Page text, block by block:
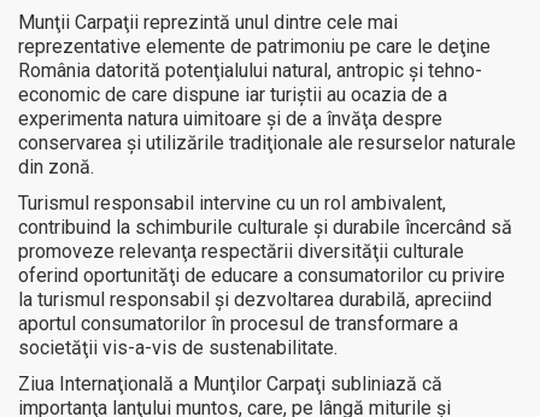
Munţii Carpaţii reprezintă unul dintre cele mai
reprezentative elemente de patrimoniu pe care le deţine
România datorită potenţialului natural, antropic şi tehno-
economic de care dispune iar turiştii au ocazia de a
experimenta natura uimitoare şi de a învăţa despre
conservarea şi utilizările tradiţionale ale resurselor naturale
din zonă.
Turismul responsabil intervine cu un rol ambivalent,
contribuind la schimburile culturale şi durabile încercând să
promoveze relevanţa respectării diversităţii culturale
oferind oportunităţi de educare a consumatorilor cu privire
la turismul responsabil şi dezvoltarea durabilă, apreciind
aportul consumatorilor în procesul de transformare a
societăţii vis-a-vis de sustenabilitate.
Ziua Internaţională a Munţilor Carpaţi subliniază că
importanţa lanţului muntos, care, pe lângă miturile şi